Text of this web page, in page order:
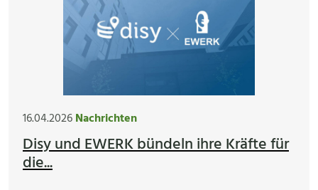
16.04.2026Nachrichten
Disy und EWERK bündeln ihre Kräfte für
die...